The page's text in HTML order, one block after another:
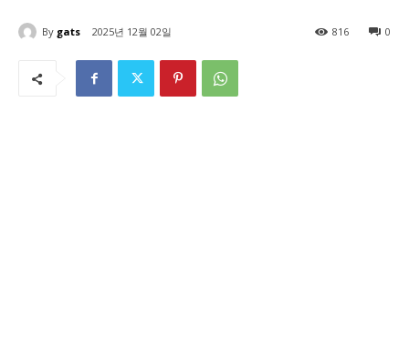
By gats 2025년 12월 02일 0
816